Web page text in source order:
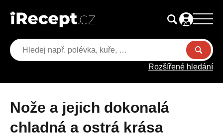
Rozšířené hledání
Nože a jejich dokonalá
chladná a ostrá krása